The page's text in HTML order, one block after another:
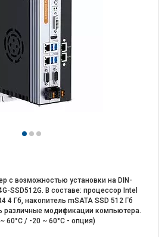
с возможностью установки на DIN-
SSD512G. В составе: процессор Intel
4 Гб, накопитель mSATA SSD 512 Гб
различные модификации компьютера.
60°C / -20 ~ 60°C - опция)